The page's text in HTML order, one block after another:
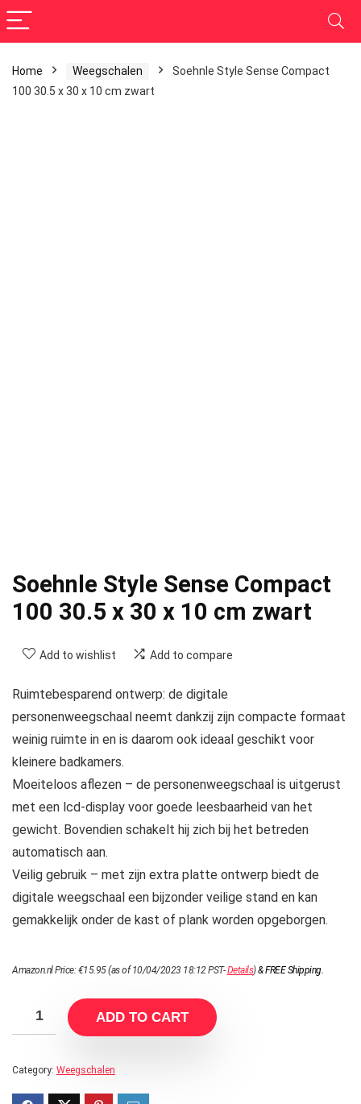
Home Weegschalen
Soehnle Style Sense Compact
100 30.5 x 30 x 10 cm zwart
Soehnle Style Sense Compact
100 30.5 x 30 x 10 cm zwart
Add to wishlist Add to compare
Ruimtebesparend ontwerp: de digitale
personenweegschaal neemt dankzij zijn compacte formaat
weinig ruimte in en is daarom ook ideaal geschikt voor
kleinere badkamers.
Moeiteloos aflezen – de personenweegschaal is uitgerust
met een lcd-display voor goede leesbaarheid van het
gewicht. Bovendien schakelt hij zich bij het betreden
automatisch aan.
Veilig gebruik – met zijn extra platte ontwerp biedt de
digitale weegschaal een bijzonder veilige stand en kan
gemakkelijk onder de kast of plank worden opgeborgen.
Amazon.nl Price:€15.95(as of 10/04/2023 18:12 PST-Details)&FREE Shipping.
ADD TO CART
Category: Weegschalen